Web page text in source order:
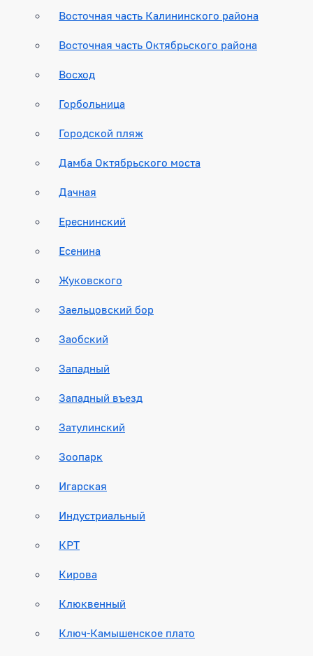
Восточная часть Калининского района
Восточная часть Октябрьского района
Восход
Горбольница
Городской пляж
Дамба Октябрьского моста
Дачная
Ереснинский
Есенина
Жуковского
Заельцовский бор
Заобский
Западный
Западный въезд
Затулинский
Зоопарк
Игарская
Индустриальный
КРТ
Кирова
Клюквенный
Ключ-Камышенское плато